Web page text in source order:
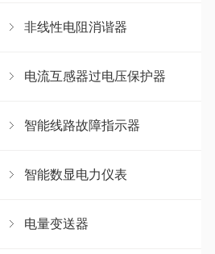
非线性电阻消谐器
电流互感器过电压保护器
智能线路故障指示器
智能数显电力仪表
电量变送器